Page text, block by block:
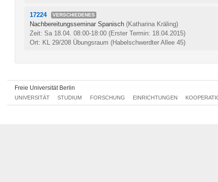
17224 VERSCHIEDENES
Nachbereitungsseminar Spanisch (Katharina Kräling)
Zeit: Sa 18.04. 08:00-18:00 (Erster Termin: 18.04.2015)
Ort: KL 29/208 Übungsraum (Habelschwerdter Allee 45)
Freie Universität Berlin
UNIVERSITÄT STUDIUM FORSCHUNG EINRICHTUNGEN